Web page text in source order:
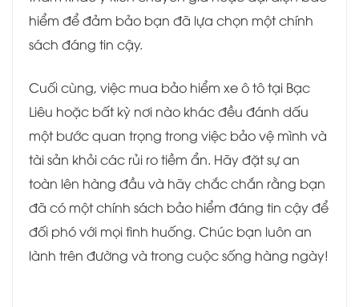
hiểm để đảm bảo bạn đã lựa chọn một chính
sách đáng tin cậy.
Cuối cùng, việc mua bảo hiểm xe ô tô tại Bạc
Liêu hoặc bất kỳ nơi nào khác đều đánh dấu
một bước quan trọng trong việc bảo vệ mình và
tài sản khỏi các rủi ro tiềm ẩn. Hãy đặt sự an
toàn lên hàng đầu và hãy chắc chắn rằng bạn
đã có một chính sách bảo hiểm đáng tin cậy để
đối phó với mọi tình huống. Chúc bạn luôn an
lành trên đường và trong cuộc sống hàng ngày!